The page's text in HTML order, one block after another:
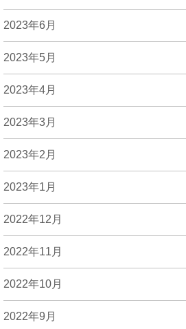
2023年6月
2023年5月
2023年4月
2023年3月
2023年2月
2023年1月
2022年12月
2022年11月
2022年10月
2022年9月